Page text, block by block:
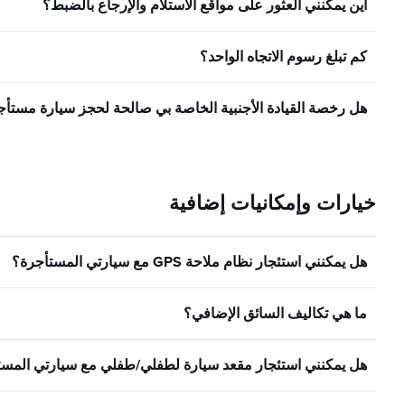
أين يمكنني العثور على مواقع الاستلام والإرجاع بالضبط؟
كم تبلغ رسوم الاتجاه الواحد؟
هل رخصة القيادة الأجنبية الخاصة بي صالحة لحجز سيارة
خيارات وإمكانيات إضافية
هل يمكنني استئجار نظام ملاحة GPS مع سيارتي المستأجرة؟
ما هي تكاليف السائق الإضافي؟
هل يمكنني استئجار مقعد سيارة لطفلي/طفلي مع سيارتي